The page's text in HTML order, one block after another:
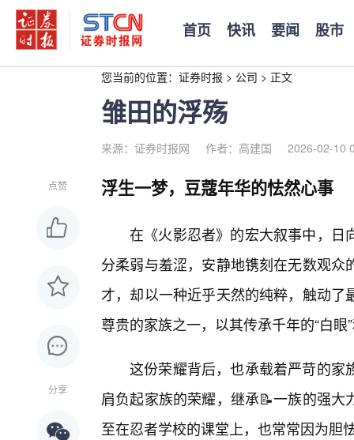
首页 快讯 要闻 股市
您当前的位置： 证券时报 > 公司 > 正文
雏田的浮殇
来源：证券时报网 作者：高建国 2026-02-10
点赞
分享
浮生一梦，豆蔻年华的怯然心事
在《火影忍者》的宏大叙事中，日
分柔弱与羞涩，安静地镌刻在无数观
才，却以一种近乎天然的纯粹，触动
尊贵的家族之一，以其传承千年的“白眼
这份荣耀背后，也承载着严苛的家
肩负起家族的荣耀，继承📝一族的强
至在忍者学校的课堂上，也常常因为胆